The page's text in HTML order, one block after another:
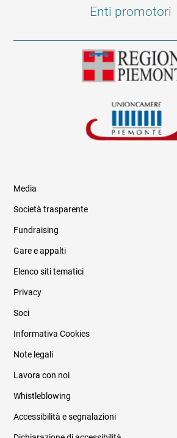
Enti promotori
Informazioni legali e
Media
Società trasparente
Fundraising
Gare e appalti
Elenco siti tematici
Privacy
Soci
Informativa Cookies
Note legali
Lavora con noi
Whistleblowing
Accessibilità e segnalazioni